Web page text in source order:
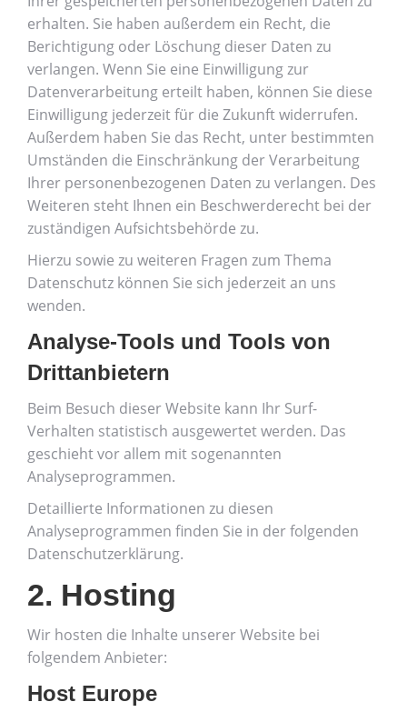
erhalten. Sie haben außerdem ein Recht, die
Berichtigung oder Löschung dieser Daten zu
verlangen. Wenn Sie eine Einwilligung zur
Datenverarbeitung erteilt haben, können Sie diese
Einwilligung jederzeit für die Zukunft widerrufen.
Außerdem haben Sie das Recht, unter bestimmten
Umständen die Einschränkung der Verarbeitung
Ihrer personenbezogenen Daten zu verlangen. Des
Weiteren steht Ihnen ein Beschwerderecht bei der
zuständigen Aufsichtsbehörde zu.
Hierzu sowie zu weiteren Fragen zum Thema
Datenschutz können Sie sich jederzeit an uns
wenden.
Analyse-Tools und Tools von
Dritt­anbietern
Beim Besuch dieser Website kann Ihr Surf-
Verhalten statistisch ausgewertet werden. Das
geschieht vor allem mit sogenannten
Analyseprogrammen.
Detaillierte Informationen zu diesen
Analyseprogrammen finden Sie in der folgenden
Datenschutzerklärung.
2. Hosting
Wir hosten die Inhalte unserer Website bei
folgendem Anbieter:
Host Europe